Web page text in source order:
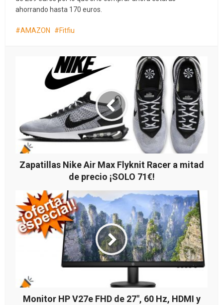
ahorrando hasta 170 euros.
AMAZON Fitfiu
Zapatillas Nike Air Max Flyknit Racer a mitad
de precio ¡SOLO 71€!
Monitor HP V27e FHD de 27″, 60 Hz, HDMI y